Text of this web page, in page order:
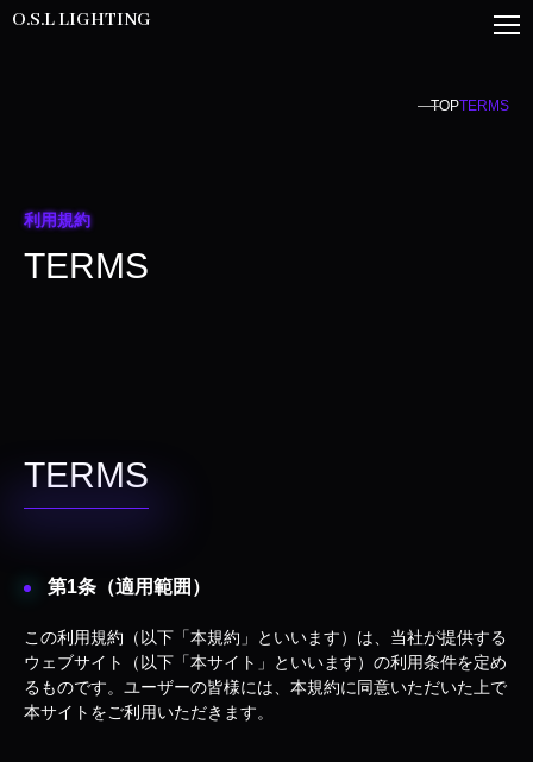
O.S.L LIGHTING
TOPTERMS
利用規約
TERMS
TERMS
第1条（適用範囲）
この利用規約（以下「本規約」といいます）は、当社が提供する
ウェブサイト（以下「本サイト」といいます）の利用条件を定め
るものです。ユーザーの皆様には、本規約に同意いただいた上で
本サイトをご利用いただきます。